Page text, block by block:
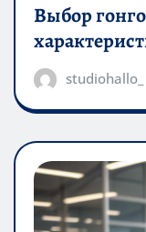
Выбор
studiohallo_